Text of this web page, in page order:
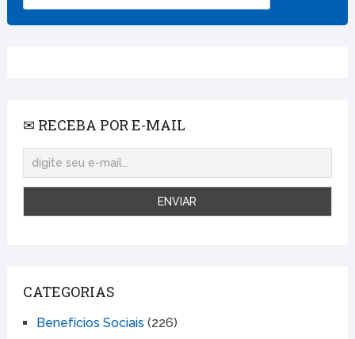
✉ RECEBA POR E-MAIL
CATEGORIAS
Benefícios Sociais (226)